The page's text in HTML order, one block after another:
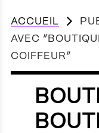
ACCUEIL
AVEC
COIFFEUR”